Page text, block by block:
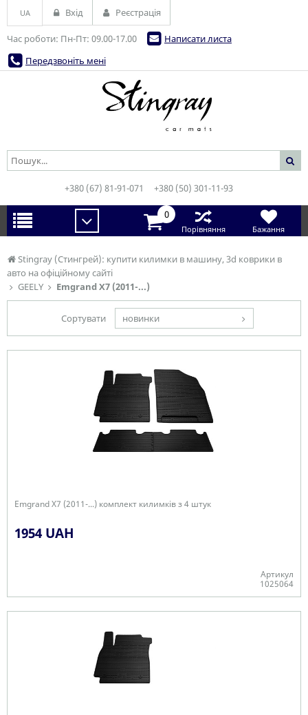
Stingray (Стингрей): купити килимки в машину, 3d коврики в
авто на офіційному сайті
GEELY
Emgrand X7 (2011-...)
Сортувати новинки
Emgrand X7 (2011-...) комплект килимків з 4 штук
1954 UAH
Артикул
1025064
Час роботи: Пн-Пт: 09.00-17.00
Написати листа
Передзвоніть мені
UA Вхід Реєстрація
+380 (67) 81-91-071 +380 (50) 301-11-93
0
Порівняння Бажання